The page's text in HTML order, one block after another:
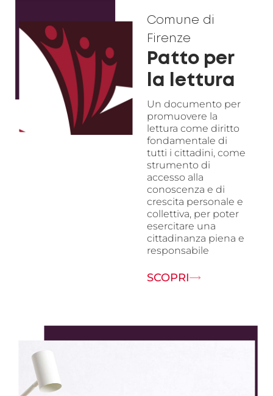
Comune di
Firenze
Patto per
la lettura
Un documento per
promuovere la
lettura come diritto
fondamentale di
tutti i cittadini, come
strumento di
accesso alla
conoscenza e di
crescita personale e
collettiva, per poter
esercitare una
cittadinanza piena e
responsabile
SCOPRI